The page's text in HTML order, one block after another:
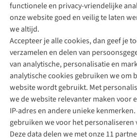
functionele en privacy-vriendelijke
onze website goed en veilig te laten
we altijd.
Accepteer je alle cookies, dan geef je
verzamelen en delen van
van analytische, personalisatie en
analytische cookies gebruiken we om
website wordt gebruikt. Met
we de website relevanter maken voor
IP-adres en andere unieke
gebruiken we voor het personaliseren
Deze data delen we met onze 11
Direct advies van een
+31 (0)85 888 50 88
+31 6 12 28 49 80
Contactformulier